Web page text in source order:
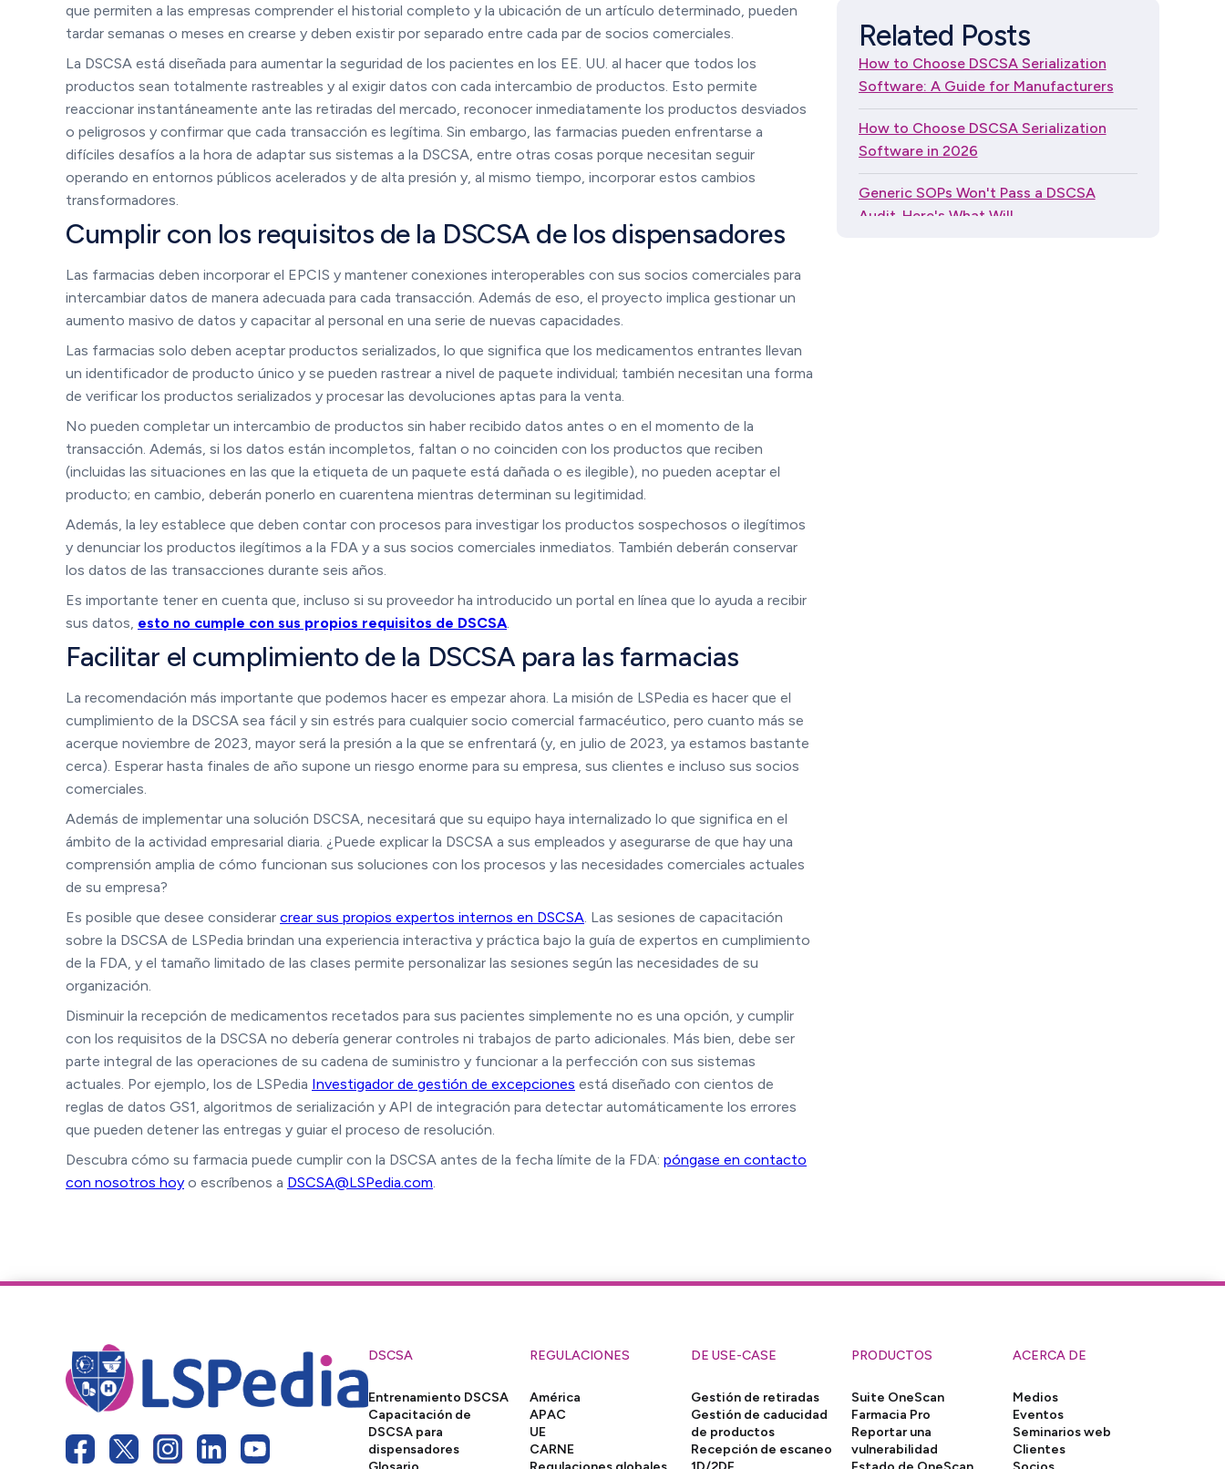
que permiten a las empresas comprender el historial completo y la ubicación de un artículo determinado, pueden
tardar semanas o meses en crearse y deben existir por separado entre cada par de socios comerciales.
La DSCSA está diseñada para aumentar la seguridad de los pacientes en los EE. UU. al hacer que todos los
productos sean totalmente rastreables y al exigir datos con cada intercambio de productos. Esto permite
reaccionar instantáneamente ante las retiradas del mercado, reconocer inmediatamente los productos desviados
o peligrosos y confirmar que cada transacción es legítima. Sin embargo, las farmacias pueden enfrentarse a
difíciles desafíos a la hora de adaptar sus sistemas a la DSCSA, entre otras cosas porque necesitan seguir
operando en entornos públicos acelerados y de alta presión y, al mismo tiempo, incorporar estos cambios
transformadores.
Cumplir con los requisitos de la DSCSA de los dispensadores
Las farmacias deben incorporar el EPCIS y mantener conexiones interoperables con sus socios comerciales para
intercambiar datos de manera adecuada para cada transacción. Además de eso, el proyecto implica gestionar un
aumento masivo de datos y capacitar al personal en una serie de nuevas capacidades.
Las farmacias solo deben aceptar productos serializados, lo que significa que los medicamentos entrantes llevan
un identificador de producto único y se pueden rastrear a nivel de paquete individual; también necesitan una forma
de verificar los productos serializados y procesar las devoluciones aptas para la venta.
No pueden completar un intercambio de productos sin haber recibido datos antes o en el momento de la
transacción. Además, si los datos están incompletos, faltan o no coinciden con los productos que reciben
(incluidas las situaciones en las que la etiqueta de un paquete está dañada o es ilegible), no pueden aceptar el
producto; en cambio, deberán ponerlo en cuarentena mientras determinan su legitimidad.
Además, la ley establece que deben contar con procesos para investigar los productos sospechosos o ilegítimos
y denunciar los productos ilegítimos a la FDA y a sus socios comerciales inmediatos. También deberán conservar
los datos de las transacciones durante seis años.
Es importante tener en cuenta que, incluso si su proveedor ha introducido un portal en línea que lo ayuda a recibir
sus datos, esto no cumple con sus propios requisitos de DSCSA
Facilitar el cumplimiento de la DSCSA para las farmacias
La recomendación más importante que podemos hacer es empezar ahora. La misión de LSPedia es hacer que el
cumplimiento de la DSCSA sea fácil y sin estrés para cualquier socio comercial farmacéutico, pero cuanto más se
acerque noviembre de 2023, mayor será la presión a la que se enfrentará (y, en julio de 2023, ya estamos bastante
cerca). Esperar hasta finales de año supone un riesgo enorme para su empresa, sus clientes e incluso sus socios
comerciales.
Además de implementar una solución DSCSA, necesitará que su equipo haya internalizado lo que significa en el
ámbito de la actividad empresarial diaria. ¿Puede explicar la DSCSA a sus empleados y asegurarse de que hay una
comprensión amplia de cómo funcionan sus soluciones con los procesos y las necesidades comerciales actuales
de su empresa?
Es posible que desee considerar crear sus propios expertos internos en DSCSA . Las sesiones de capacitación
sobre la DSCSA de LSPedia brindan una experiencia interactiva y práctica bajo la guía de expertos en cumplimiento
de la FDA, y el tamaño limitado de las clases permite personalizar las sesiones según las necesidades de su
organización.
Disminuir la recepción de medicamentos recetados para sus pacientes simplemente no es una opción, y cumplir
con los requisitos de la DSCSA no debería generar controles ni trabajos de parto adicionales. Más bien, debe ser
parte integral de las operaciones de su cadena de suministro y funcionar a la perfección con sus sistemas
actuales. Por ejemplo, los de LSPedia Investigador de gestión de excepciones está diseñado con cientos de
reglas de datos GS1, algoritmos de serialización y API de integración para detectar automáticamente los errores
que pueden detener las entregas y guiar el proceso de resolución.
Descubra cómo su farmacia puede cumplir con la DSCSA antes de la fecha límite de la FDA: póngase en contacto
con nosotros hoy o escríbenos a DSCSA@LSPedia.com
How to Choose DSCSA
Serialization Software: A
Guide for Independent
Dispensers
Related Posts
How to Choose DSCSA Serialization
Software: A Guide for Manufacturers
How to Choose DSCSA Serialization
Software in 2026
Generic SOPs Won't Pass a DSCSA
Audit. Here's What Will.
DSCSA
Entrenamiento DSCSA
Capacitación de
DSCSA para
dispensadores
REGULACIONES
América
APAC
UE
CARNE
DE USE-CASE
Gestión de retiradas
Gestión de caducidad
de productos
Recepción de escaneo
PRODUCTOS
Suite OneScan
Farmacia Pro
Reportar una
vulnerabilidad
ACERCA DE
Medios
Eventos
Seminarios web
Clientes